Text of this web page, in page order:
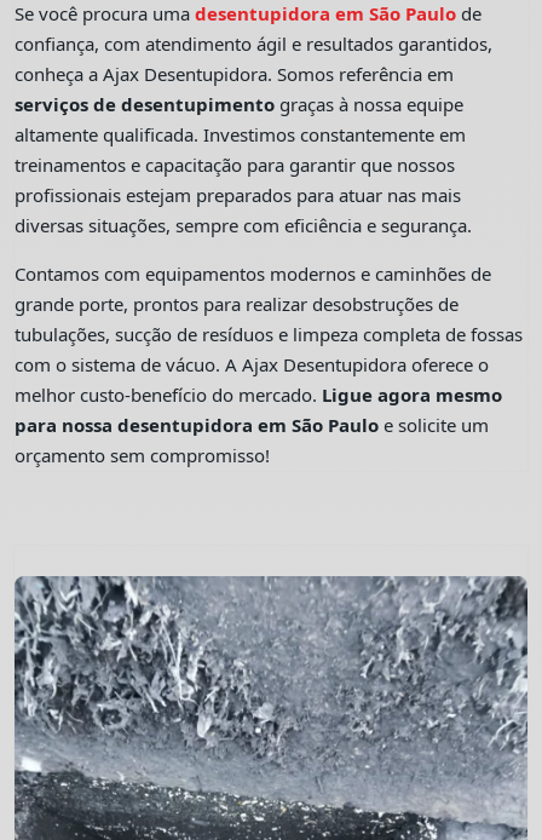
Se você procura umadesentupidora em São Paulo de
confiança, com atendimento ágil e resultados garantidos,
conheça a Ajax Desentupidora. Somos referência em
serviços de desentupimento graças à nossa equipe
altamente qualificada. Investimos constantemente em
treinamentos e capacitação para garantir que nossos
profissionais estejam preparados para atuar nas mais
diversas situações, sempre com eficiência e segurança.
Contamos com equipamentos modernos e caminhões de
grande porte, prontos para realizar desobstruções de
tubulações, sucção de resíduos e limpeza completa de fossas
com o sistema de vácuo. A Ajax Desentupidora oferece o
melhor custo-benefício do mercado. Ligue agora mesmo
para nossa desentupidora em São Paulo e solicite um
orçamento sem compromisso!